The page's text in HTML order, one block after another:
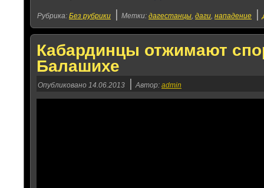
Рубрика: Без рубрики Метки: дагестанцы, даги, нападение
Кабардинцы отжимают
Балашихе
Опубликовано 14.06.2013 Автор: admin